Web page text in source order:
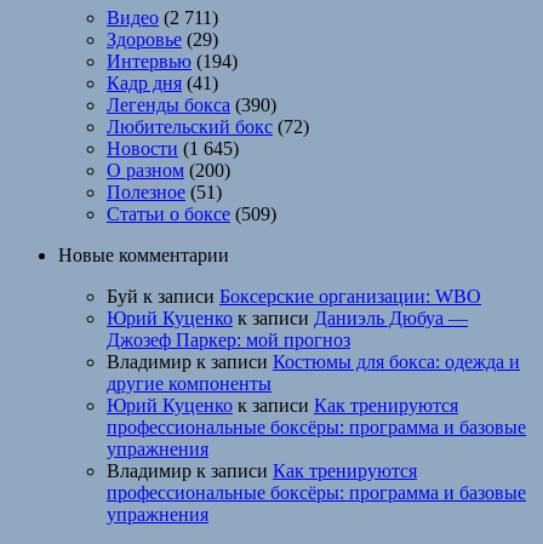
Видео (2 711)
Здоровье (29)
Интервью (194)
Кадр дня (41)
Легенды бокса (390)
Любительский бокс (72)
Новости (1 645)
О разном (200)
Полезное (51)
Статьи о боксе (509)
Новые комментарии
Буй к записи Боксерские организации: WBO
Юрий Куценко к записи Даниэль Дюбуа —
Джозеф Паркер: мой прогноз
Владимир к записи Костюмы для бокса: одежда и
другие компоненты
Юрий Куценко к записи Как тренируются
профессиональные боксёры: программа и базовые
упражнения
Владимир к записи Как тренируются
профессиональные боксёры: программа и базовые
упражнения